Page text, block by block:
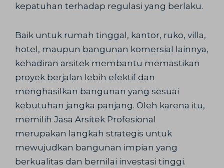
kepatuhan terhadap regulasi yang berlaku.
Baik untuk rumah tinggal, kantor, ruko, villa,
hotel, maupun bangunan komersial lainnya,
kehadiran arsitek membantu memastikan
proyek berjalan lebih efektif dan
menghasilkan bangunan yang sesuai
kebutuhan jangka panjang. Oleh karena itu,
memilih Jasa Arsitek Profesional
merupakan langkah strategis untuk
mewujudkan bangunan impian yang
berkualitas dan bernilai investasi tinggi.